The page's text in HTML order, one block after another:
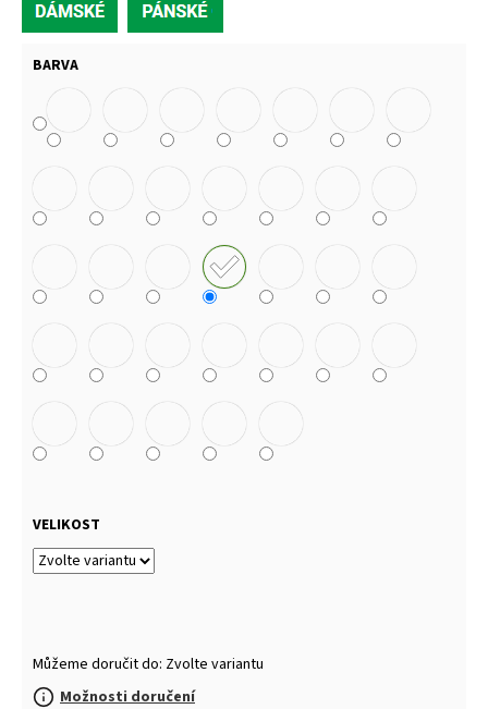
BARVA
VELIKOST
Můžeme doručit do: Zvolte variantu
Možnosti doručení